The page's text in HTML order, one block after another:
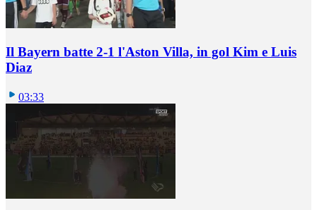
Il Bayern batte 2-1 l'Aston Villa, in gol Kim e Luis
Diaz
03:33